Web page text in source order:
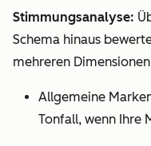
Stimmungsanalyse:
Schema hinaus
mehreren
Allgemeine
Tonfall, wenn Ihre